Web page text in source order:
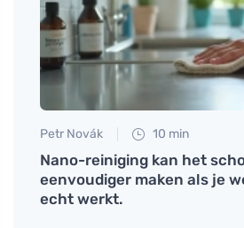
Petr Novák 10 min
Nano-reiniging kan het
eenvoudiger maken als je
echt werkt.